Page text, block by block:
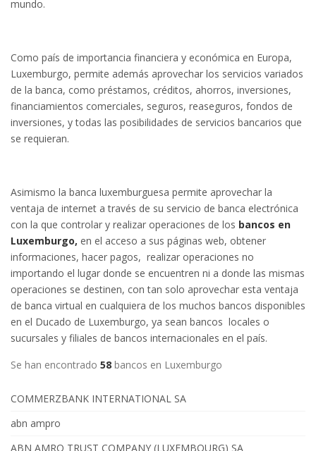
mundo.
Como país de importancia financiera y económica en Europa,
Luxemburgo, permite además aprovechar los servicios variados
de la banca, como préstamos, créditos, ahorros, inversiones,
financiamientos comerciales, seguros, reaseguros, fondos de
inversiones, y todas las posibilidades de servicios bancarios que
se requieran.
Asimismo la banca luxemburguesa permite aprovechar la
ventaja de internet a través de su servicio de banca electrónica
con la que controlar y realizar operaciones de los bancos en
Luxemburgo, en el acceso a sus páginas web, obtener
informaciones, hacer pagos, realizar operaciones no
importando el lugar donde se encuentren ni a donde las mismas
operaciones se destinen, con tan solo aprovechar esta ventaja
de banca virtual en cualquiera de los muchos bancos disponibles
en el Ducado de Luxemburgo, ya sean bancos locales o
sucursales y filiales de bancos internacionales en el país.
Se han encontrado 58 bancos en Luxemburgo
COMMERZBANK INTERNATIONAL SA
abn ampro
ABN AMRO TRUST COMPANY (LUXEMBOURG) SA